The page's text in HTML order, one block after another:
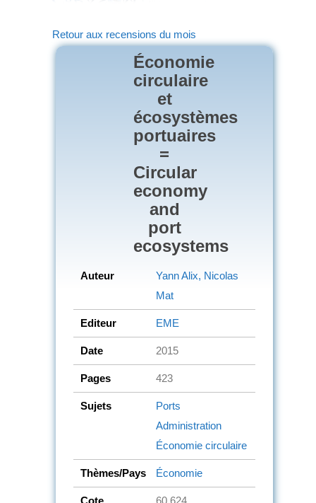
Retour aux recensions du mois
Économie
circulaire
et
écosystèmes
portuaires
=
Circular
economy
and
port
ecosystems
Auteur
Yann Alix, Nicolas
Mat
Editeur EME
Date 2015
Pages 423
Sujets
Ports
Administration
Économie circulaire
Thèmes/Pays Économie
Cote 60.624